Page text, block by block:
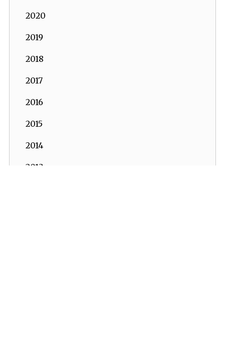
2020
2019
2018
2017
2016
2015
2014
2013